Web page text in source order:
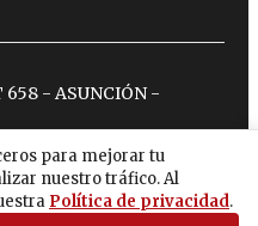
para mejorar tu
nuestro tráfico. Al
Política de privacidad.
658 - ASUNCIÓN -
youtubespotify